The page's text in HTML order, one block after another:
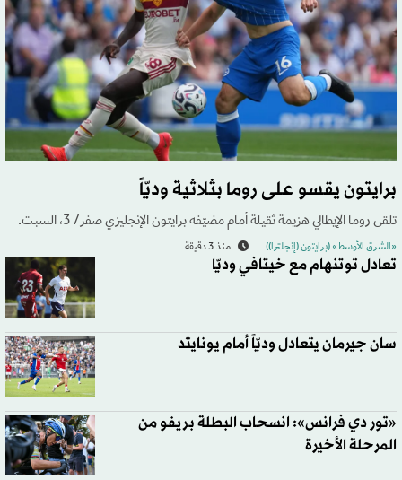
برايتون يقسو على روما بثلاثية وديّاً
تلقى روما الإيطالي هزيمة ثقيلة أمام مضيّفه برايتون الإنجليزي صفر/ 3، السبت.
«الشرق الأوسط» (برايتون (إنجلترا)) منذ 3 دقيقة
تعادل توتنهام مع خيتافي وديّا
سان جيرمان يتعادل وديّاً أمام يونايتد
«تور دي فرانس»: انسحاب البطلة بريفو من
المرحلة الأخيرة